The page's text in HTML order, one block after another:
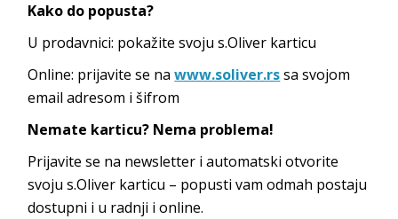
Kako do popusta?
U prodavnici: pokažite svoju s.Oliver karticu
Online: prijavite se nawww.soliver.rssa svojom
email adresom i šifrom
Nemate karticu? Nema problema!
Prijavite se na newsletter i automatski otvorite
svoju s.Oliver karticu – popusti vam odmah postaju
dostupni i u radnji i online.